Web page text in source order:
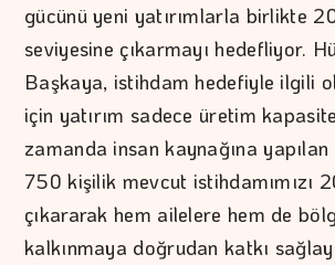
gücünü yeni yatırımlarla birlikte
seviyesine çıkarmayı hedefliyor.
Başkaya, istihdam hedefiyle ilgili
için yatırım sadece üretim
zamanda insan kaynağına yapılan
750 kişilik mevcut istihdamımızı
çıkararak hem ailelere hem de
kalkınmaya doğrudan katkı